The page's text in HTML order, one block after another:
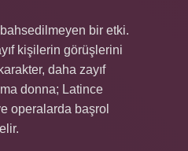
bir etki.
kişilerin görüşlerini
daha zayıf
donna; Latince
operalarda başrol